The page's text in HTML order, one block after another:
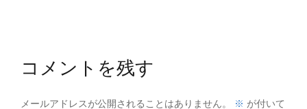
コメントを残す
メールアドレスが公開されることはありません。 ※ が付いて